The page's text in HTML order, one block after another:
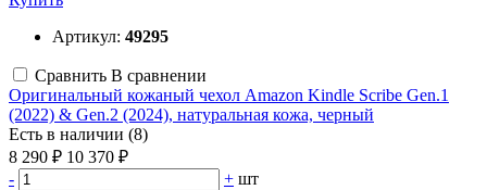
Артикул: 49295
Сравнить В сравнении
Оригинальный кожаный чехол Amazon Kindle Scribe Gen.1
(2022) & Gen.2 (2024), натуральная кожа, черный
Есть в наличии (8)
8 290 ₽ 10 370 ₽
-
+ шт